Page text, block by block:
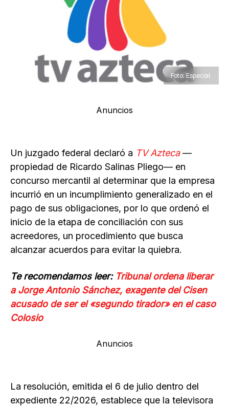
Foto: Especial.
Anuncios
Un juzgado federal declaró a TV Azteca—
propiedad de Ricardo Salinas Pliego— en
concurso mercantil al determinar que la empresa
incurrió en un incumplimiento generalizado en el
pago de sus obligaciones, por lo que ordenó el
inicio de la etapa de conciliación con sus
acreedores, un procedimiento que busca
alcanzar acuerdos para evitar la quiebra.
Te recomendamos leer: Tribunal ordena liberar
a Jorge Antonio Sánchez, exagente del Cisen
acusado de ser el «segundo tirador» en el caso
Colosio
Anuncios
La resolución, emitida el 6 de julio dentro del
expediente 22/2026, establece que la televisora